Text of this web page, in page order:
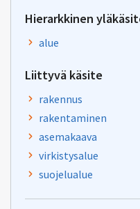
Hierarkkinen
alue
Liittyvä käsite
rakennus
rakentaminen
asemakaava
virkistysalue
suojelualue